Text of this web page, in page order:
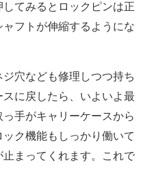
てみるとロックピンは正
フトが伸縮するようにな
穴なども修理しつつ持ち
に戻したら、いよいよ最
手がキャリーケースから
ク機能もしっかり働いて
まってくれます。これで